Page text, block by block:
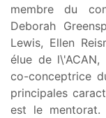
membre du
Deborah
Lewis, Ellen
élue de l\'ACAN,
co-conceptrice
principales
est le